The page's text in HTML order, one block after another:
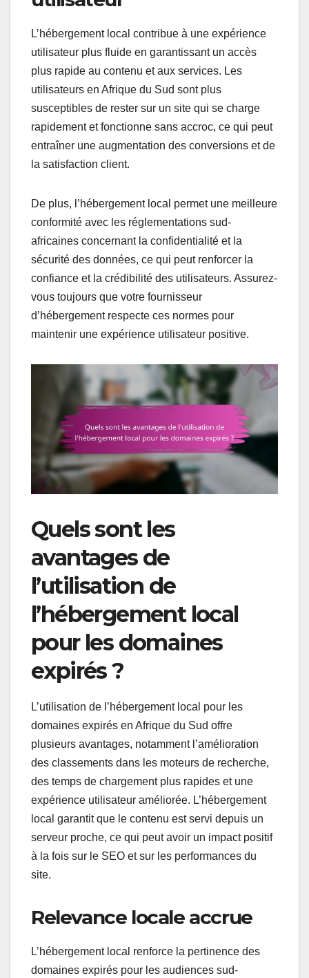
L’hébergement local contribue à une expérience
utilisateur plus fluide en garantissant un accès
plus rapide au contenu et aux services. Les
utilisateurs en Afrique du Sud sont plus
susceptibles de rester sur un site qui se charge
rapidement et fonctionne sans accroc, ce qui peut
entraîner une augmentation des conversions et de
la satisfaction client.
De plus, l’hébergement local permet une meilleure
conformité avec les réglementations sud-
africaines concernant la confidentialité et la
sécurité des données, ce qui peut renforcer la
confiance et la crédibilité des utilisateurs. Assurez-
vous toujours que votre fournisseur
d’hébergement respecte ces normes pour
maintenir une expérience utilisateur positive.
Quels sont les
avantages de
l’utilisation de
l’hébergement local
pour les domaines
expirés ?
L’utilisation de l’hébergement local pour les
domaines expirés en Afrique du Sud offre
plusieurs avantages, notamment l’amélioration
des classements dans les moteurs de recherche,
des temps de chargement plus rapides et une
expérience utilisateur améliorée. L’hébergement
local garantit que le contenu est servi depuis un
serveur proche, ce qui peut avoir un impact positif
à la fois sur le SEO et sur les performances du
site.
Relevance locale accrue
L’hébergement local renforce la pertinence des
domaines expirés pour les audiences sud-